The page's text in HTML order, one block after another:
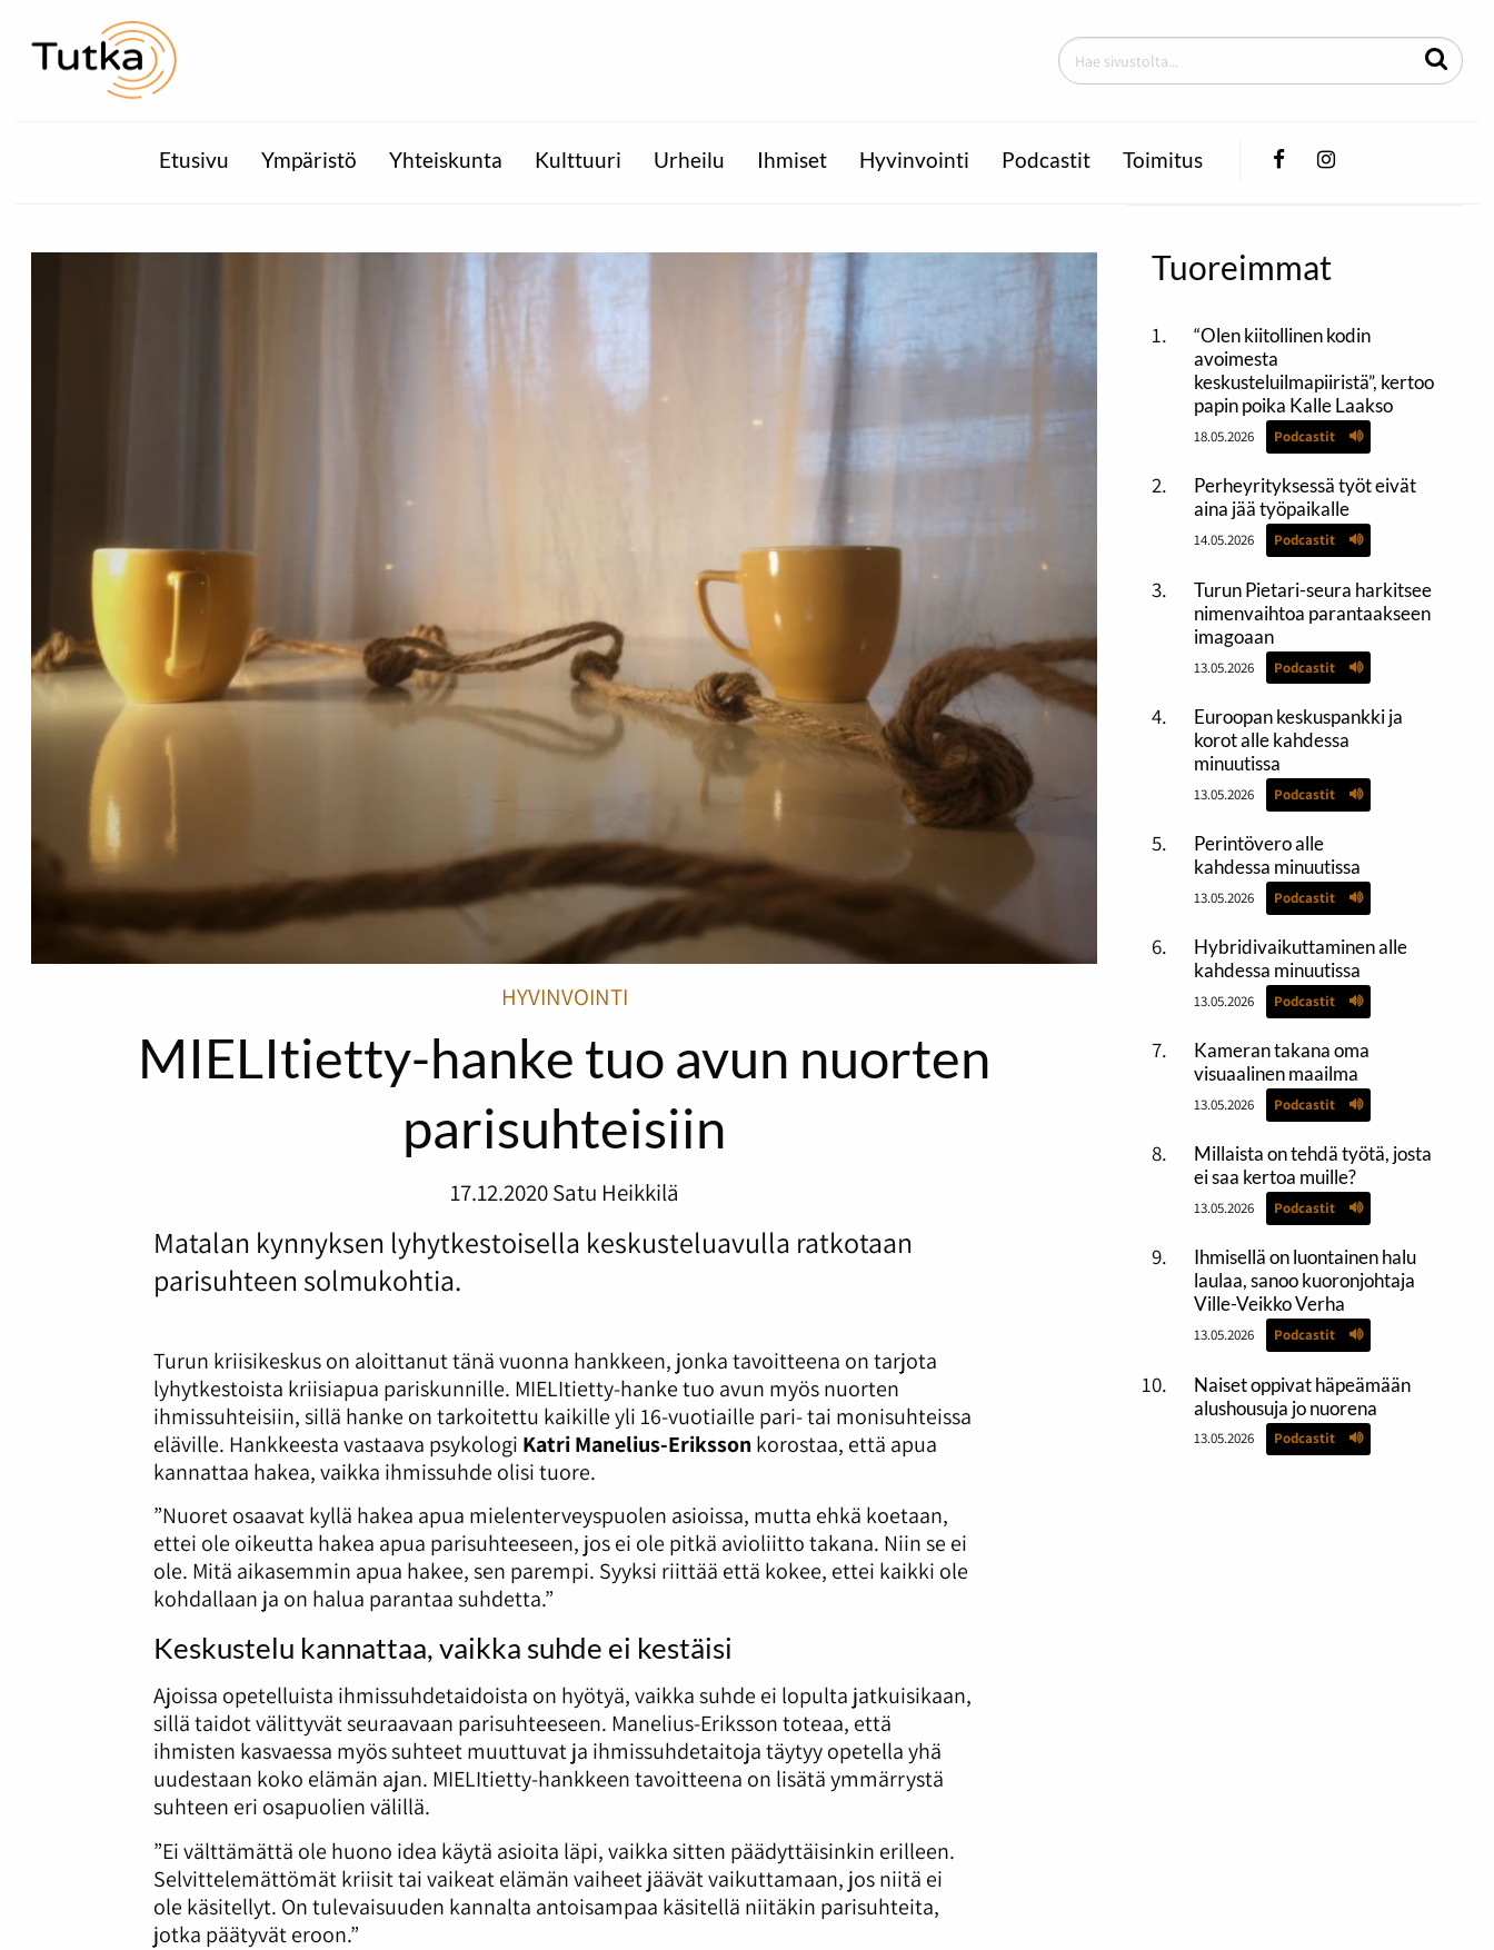
Etusivu Ympäristö Yhteiskunta Kulttuuri Urheilu Ihmiset Hyvinvointi Podcastit Toimitus FacebookInstagram
HYVINVOINTI
MIELItietty-hanke tuo avun nuorten
parisuhteisiin
17.12.2020 Satu Heikkilä
Matalan kynnyksen lyhytkestoisella keskusteluavulla ratkotaan
parisuhteen solmukohtia.
Turun kriisikeskus on aloittanut tänä vuonna hankkeen, jonka tavoitteena on tarjota
lyhytkestoista kriisiapua pariskunnille. MIELItietty-hanke tuo avun myös nuorten
ihmissuhteisiin, sillä hanke on tarkoitettu kaikille yli 16-vuotiaille pari- tai monisuhteissa
eläville. Hankkeesta vastaava psykologi Katri Manelius-Erikssonkorostaa, että apua
kannattaa hakea, vaikka ihmissuhde olisi tuore.
”Nuoret osaavat kyllä hakea apua mielenterveyspuolen asioissa, mutta ehkä koetaan,
ettei ole oikeutta hakea apua parisuhteeseen, jos ei ole pitkä avioliitto takana. Niin se ei
ole. Mitä aikasemmin apua hakee, sen parempi. Syyksi riittää että kokee, ettei kaikki ole
kohdallaan ja on halua parantaa suhdetta.”
Keskustelu kannattaa, vaikka suhde ei kestäisi
Ajoissa opetelluista ihmissuhdetaidoista on hyötyä, vaikka suhde ei lopulta jatkuisikaan,
sillä taidot välittyvät seuraavaan parisuhteeseen. Manelius-Eriksson toteaa, että
ihmisten kasvaessa myös suhteet muuttuvat ja ihmissuhdetaitoja täytyy opetella yhä
uudestaan koko elämän ajan. MIELItietty-hankkeen tavoitteena on lisätä ymmärrystä
suhteen eri osapuolien välillä.
”Ei välttämättä ole huono idea käytä asioita läpi, vaikka sitten päädyttäisinkin erilleen.
Selvittelemättömät kriisit tai vaikeat elämän vaiheet jäävät vaikuttamaan, jos niitä ei
ole käsitellyt. On tulevaisuuden kannalta antoisampaa käsitellä niitäkin parisuhteita,
jotka päätyvät eroon.”
Tuoreimmat
“Olen kiitollinen kodin
avoimesta
keskusteluilmapiiristä”, kertoo
papin poika Kalle Laakso
18.05.2026 Podcastit
Perheyrityksessä työt eivät
aina jää työpaikalle
14.05.2026 Podcastit
Turun Pietari-seura harkitsee
nimenvaihtoa parantaakseen
imagoaan
13.05.2026 Podcastit
Euroopan keskuspankki ja
korot alle kahdessa
minuutissa
13.05.2026 Podcastit
Perintövero alle
kahdessa minuutissa
13.05.2026 Podcastit
Hybridivaikuttaminen alle
kahdessa minuutissa
13.05.2026 Podcastit
Kameran takana oma
visuaalinen maailma
13.05.2026 Podcastit
Millaista on tehdä työtä, josta
ei saa kertoa muille?
13.05.2026 Podcastit
Ihmisellä on luontainen halu
laulaa, sanoo kuoronjohtaja
Ville-Veikko Verha
13.05.2026 Podcastit
Naiset oppivat häpeämään
alushousuja jo nuorena
13.05.2026 Podcastit